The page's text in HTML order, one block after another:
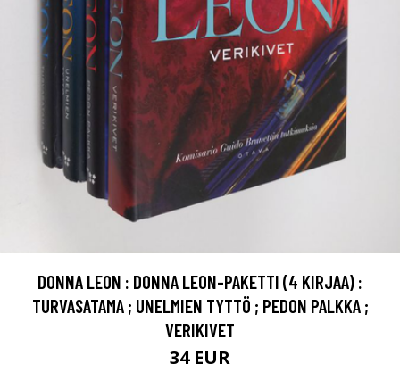
DONNA LEON : DONNA LEON-PAKETTI (4 KIRJAA) :
TURVASATAMA ; UNELMIEN TYTTÖ ; PEDON PALKKA ;
VERIKIVET
34 EUR